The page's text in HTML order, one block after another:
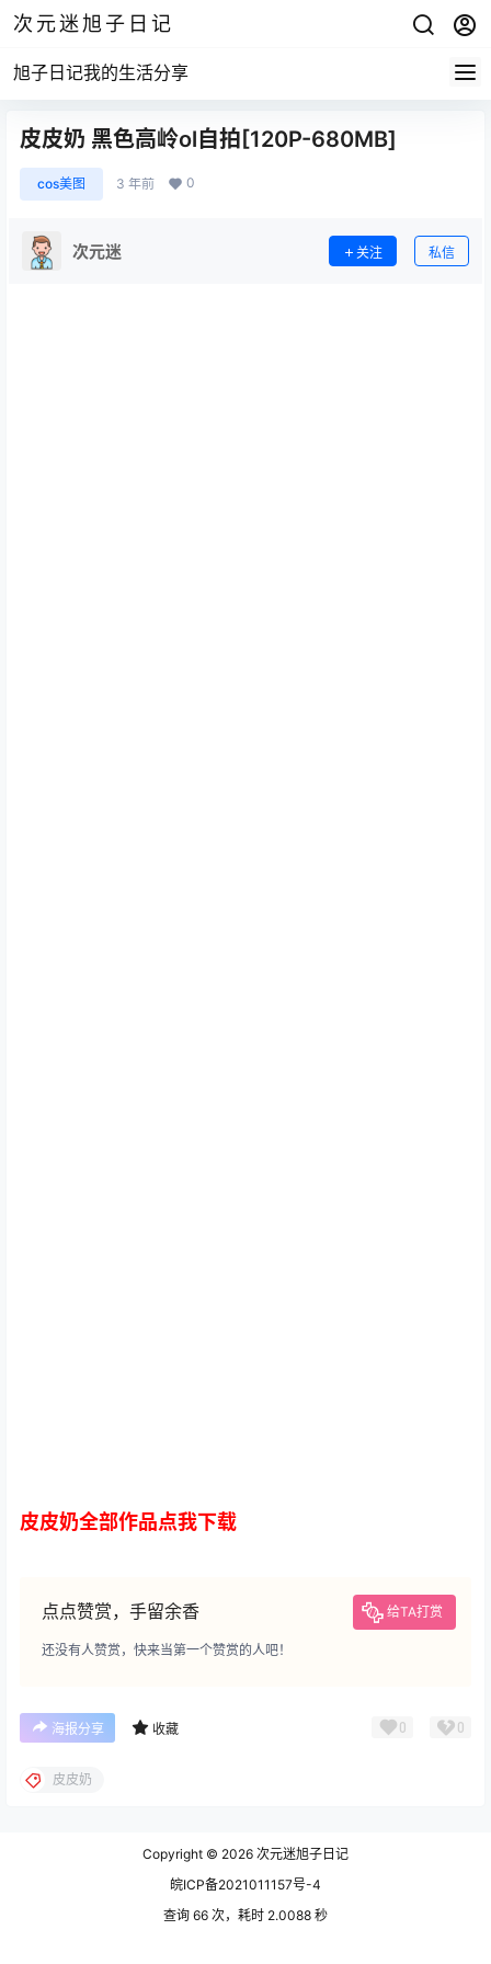
次元迷旭子日记
旭子日记我的生活分享
皮皮奶 黑色高岭ol自拍[120P-680MB]
cos美图 3 年前 0
次元迷 关注 私信
皮皮奶全部作品点我下载
点点赞赏，手留余香 给TA打赏
还没有人赞赏，快来当第一个赞赏的人吧！
海报分享 收藏 0 0
皮皮奶
Copyright © 2026 次元迷旭子日记
皖ICP备2021011157号-4
查询 66 次，耗时 2.0088 秒